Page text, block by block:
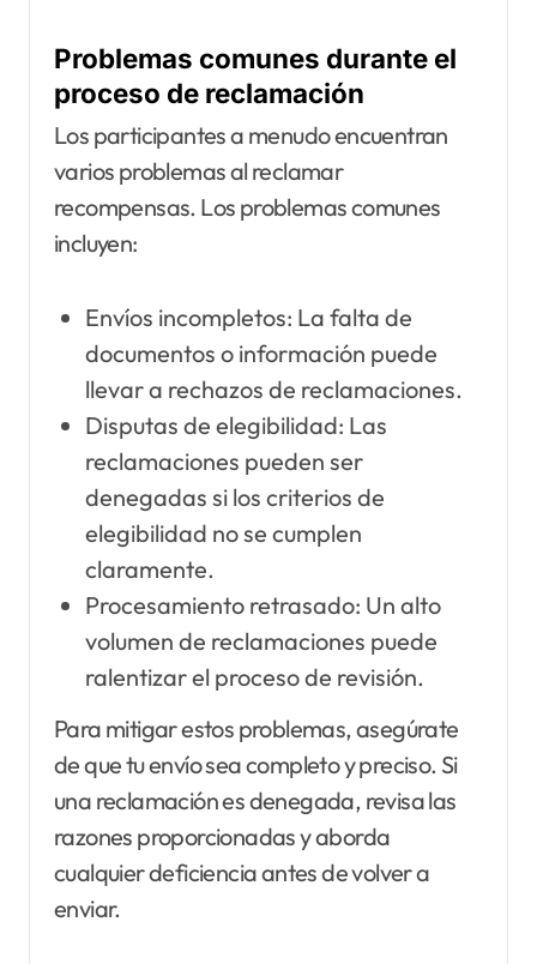
Problemas comunes durante el
proceso de reclamación
Los participantes a menudo encuentran
varios problemas al reclamar
recompensas. Los problemas comunes
incluyen:
Envíos incompletos: La falta de
documentos o información puede
llevar a rechazos de reclamaciones.
Disputas de elegibilidad: Las
reclamaciones pueden ser
denegadas si los criterios de
elegibilidad no se cumplen
claramente.
Procesamiento retrasado: Un alto
volumen de reclamaciones puede
ralentizar el proceso de revisión.
Para mitigar estos problemas, asegúrate
de que tu envío sea completo y preciso. Si
una reclamación es denegada, revisa las
razones proporcionadas y aborda
cualquier deficiencia antes de volver a
enviar.